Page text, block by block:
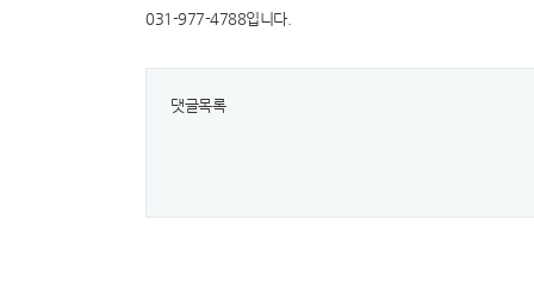
031-977-4788입니다.
댓글목록